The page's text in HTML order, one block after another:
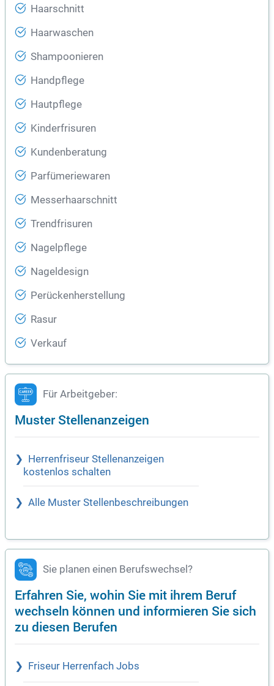
Haarschnitt
Haarwaschen
Shampoonieren
Handpflege
Hautpflege
Kinderfrisuren
Kundenberatung
Parfümeriewaren
Messerhaarschnitt
Trendfrisuren
Nagelpflege
Nageldesign
Perückenherstellung
Rasur
Verkauf
Für Arbeitgeber:
Muster Stellenanzeigen
Herrenfriseur Stellenanzeigen
kostenlos schalten
Alle Muster Stellenbeschreibungen
Sie planen einen Berufswechsel?
Erfahren Sie, wohin Sie mit ihrem Beruf
wechseln können und informieren Sie sich
zu diesen Berufen
Friseur Herrenfach Jobs